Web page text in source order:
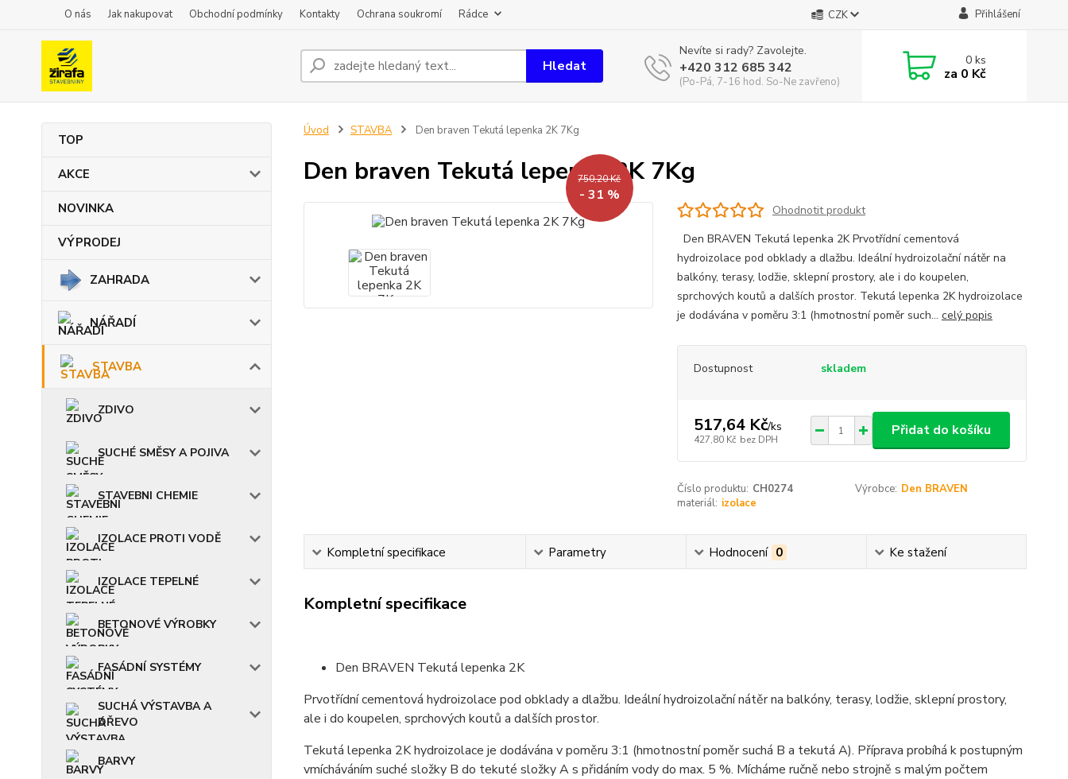
O nás Jak nakupovat Obchodní podmínky Kontakty Ochrana soukromí Rádce CZK Přihlášení
Hledat
Nevíte si rady? Zavolejte.
+420 312 685 342
(Po-Pá, 7-16 hod. So-Ne zavřeno)
0ks
za 0 Kč
TOP
AKCE
NOVINKA
VÝPRODEJ
ZAHRADA
NÁŘADÍ
STAVBA
ZDIVO
SUCHÉ SMĚSY A POJIVA
STAVEBNI CHEMIE
IZOLACE PROTI VODĚ
IZOLACE TEPELNÉ
BETONOVÉ VÝROBKY
FASÁDNÍ SYSTÉMY
SUCHÁ VÝSTAVBA A
DŘEVO
BARVY
Úvod STAVBA Den braven Tekutá lepenka 2K 7Kg
Den braven Tekutá lepenka 2K 7Kg
750,20 Kč
- 31 %
Ohodnotit produkt
Den BRAVEN Tekutá lepenka 2K Prvotřídní cementová
hydroizolace pod obklady a dlažbu. Ideální hydroizolační nátěr na
balkóny, terasy, lodžie, sklepní prostory, ale i do koupelen,
sprchových koutů a dalších prostor. Tekutá lepenka 2K hydroizolace
je dodávána v poměru 3:1 (hmotnostní poměr such... celý popis
Dostupnost skladem
517,64 Kč/ks
427,80 Kč bez DPH
Přidat do košíku
Číslo produktu: CH0274 Výrobce: Den BRAVEN
materiál: izolace
Kompletní specifikace Parametry Hodnocení 0 Ke stažení
Kompletní specifikace
Den BRAVEN Tekutá lepenka 2K
Prvotřídní cementová hydroizolace pod obklady a dlažbu. Ideální hydroizolační nátěr na balkóny, terasy, lodžie, sklepní prostory,
ale i do koupelen, sprchových koutů a dalších prostor.
Tekutá lepenka 2K hydroizolace je dodávána v poměru 3:1 (hmotnostní poměr suchá B a tekutá A). Příprava probíhá k postupným
vmícháváním suché složky B do tekuté složky A s přidáním vody do max. 5 %. Mícháme ručně nebo strojně s malým počtem